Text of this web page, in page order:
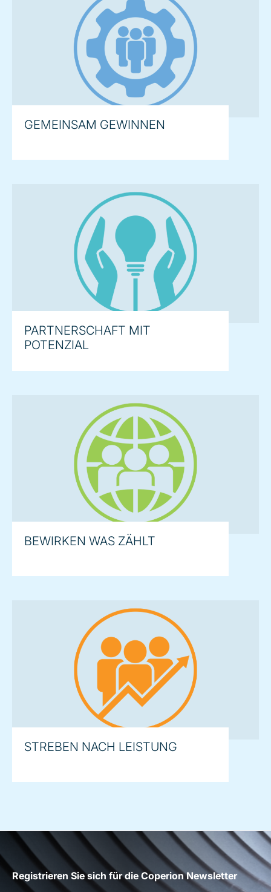
GEMEINSAM GEWINNEN
PARTNERSCHAFT MIT
POTENZIAL
BEWIRKEN WAS ZÄHLT
STREBEN NACH LEISTUNG
Registrieren Sie sich für die Coperion Newsletter